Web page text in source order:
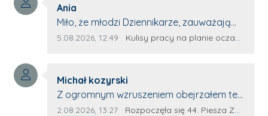
Autor komentarza:
Ania
Treść komentarza:
Miło, że młodzi Dziennikarze, zauważają
młode talenty, które dopiero wkraczają
z nim wywiad, który przeprowadzi Pan
Artur.
Data dodania komentarza:
5.08.2026, 12:49 Źródło komentarza:
Kulisy pracy na planie oczami młodego filmowca
Autor komentarza:
Michał kozyrski
Treść komentarza:
Z ogromnym wzruszeniem obejrzałem ten
materiał. ❤️ Jestem naprawdę dumny z
Data dodania komentarza:
2.08.2026, 13:27 Źródło komentarza:
Rozpoczęła się 44. Piesza Zamojsko-Lubaczowska Pielgrzymka na Jasną Górę!